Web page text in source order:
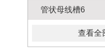
管状母线槽6
查看全